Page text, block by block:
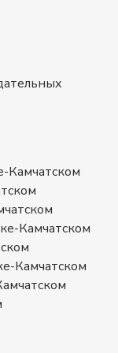
постарались
на
в
221-77-60
ответим на
товаров в
доставка в
крайи в
в
Камчатском
Камчатском
Камчатском